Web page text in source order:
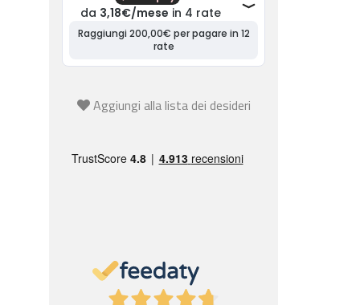
Aggiungi alla lista dei desideri